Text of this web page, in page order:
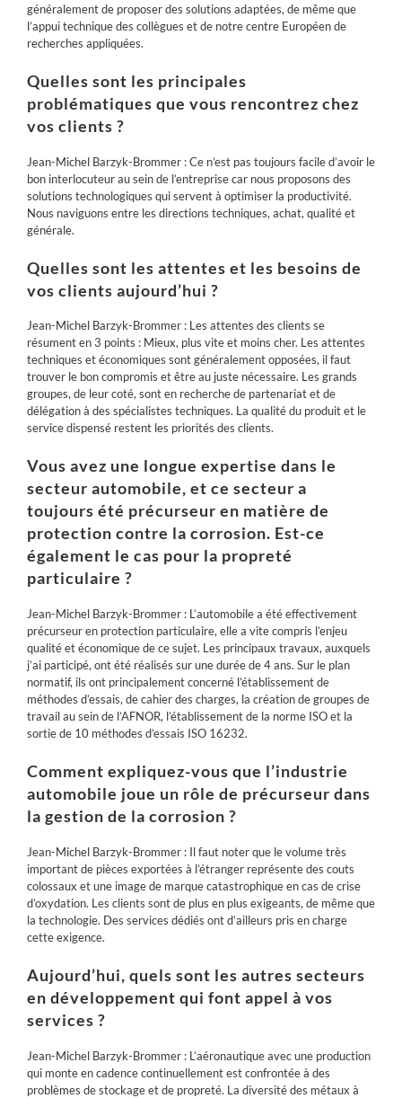
généralement de proposer des solutions adaptées, de même que
l’appui technique des collègues et de notre centre Européen de
recherches appliquées.
Quelles sont les principales
problématiques que vous rencontrez chez
vos clients ?
Jean-Michel Barzyk-Brommer : Ce n’est pas toujours facile d’avoir le
bon interlocuteur au sein de l’entreprise car nous proposons des
solutions technologiques qui servent à optimiser la productivité.
Nous naviguons entre les directions techniques, achat, qualité et
générale.
Quelles sont les attentes et les besoins de
vos clients aujourd’hui ?
Jean-Michel Barzyk-Brommer : Les attentes des clients se
résument en 3 points : Mieux, plus vite et moins cher. Les attentes
techniques et économiques sont généralement opposées, il faut
trouver le bon compromis et être au juste nécessaire. Les grands
groupes, de leur coté, sont en recherche de partenariat et de
délégation à des spécialistes techniques. La qualité du produit et le
service dispensé restent les priorités des clients.
Vous avez une longue expertise dans le
secteur automobile, et ce secteur a
toujours été précurseur en matière de
protection contre la corrosion. Est-ce
également le cas pour la propreté
particulaire ?
Jean-Michel Barzyk-Brommer : L’automobile a été effectivement
précurseur en protection particulaire, elle a vite compris l’enjeu
qualité et économique de ce sujet. Les principaux travaux, auxquels
j’ai participé, ont été réalisés sur une durée de 4 ans. Sur le plan
normatif, ils ont principalement concerné l’établissement de
méthodes d’essais, de cahier des charges, la création de groupes de
travail au sein de l’AFNOR, l’établissement de la norme ISO et la
sortie de 10 méthodes d’essais ISO 16232.
Comment expliquez-vous que l’industrie
automobile joue un rôle de précurseur dans
la gestion de la corrosion ?
Jean-Michel Barzyk-Brommer : Il faut noter que le volume très
important de pièces exportées à l’étranger représente des couts
colossaux et une image de marque catastrophique en cas de crise
d’oxydation. Les clients sont de plus en plus exigeants, de même que
la technologie. Des services dédiés ont d’ailleurs pris en charge
cette exigence.
Aujourd’hui, quels sont les autres secteurs
en développement qui font appel à vos
services ?
Jean-Michel Barzyk-Brommer : L’aéronautique avec une production
qui monte en cadence continuellement est confrontée à des
problèmes de stockage et de propreté. La diversité des métaux à